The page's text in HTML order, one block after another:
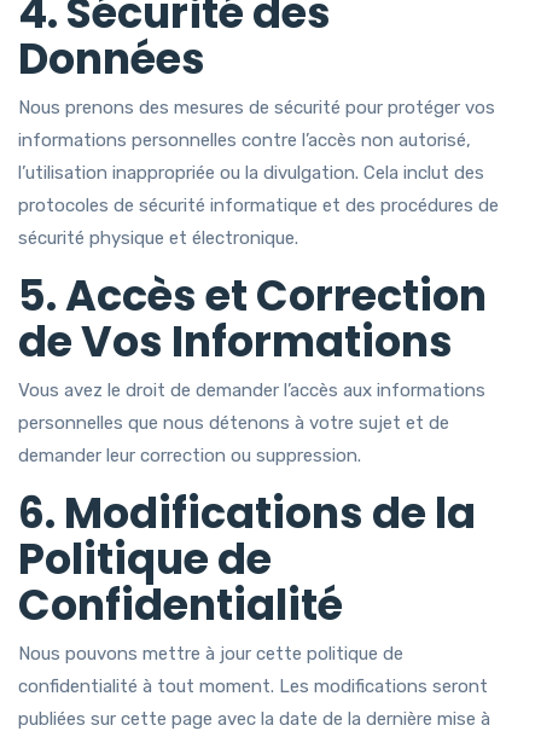
4. Sécurité des
Données
Nous prenons des mesures de sécurité pour protéger vos
informations personnelles contre l’accès non autorisé,
l’utilisation inappropriée ou la divulgation. Cela inclut des
protocoles de sécurité informatique et des procédures de
sécurité physique et électronique.
5. Accès et Correction
de Vos Informations
Vous avez le droit de demander l’accès aux informations
personnelles que nous détenons à votre sujet et de
demander leur correction ou suppression.
6. Modifications de la
Politique de
Confidentialité
Nous pouvons mettre à jour cette politique de
confidentialité à tout moment. Les modifications seront
publiées sur cette page avec la date de la dernière mise à